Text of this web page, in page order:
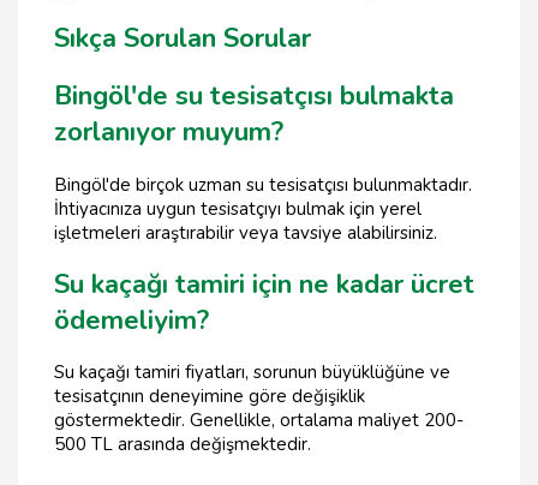
Sıkça Sorulan Sorular
Bingöl'de su tesisatçısı bulmakta
zorlanıyor muyum?
Bingöl'de birçok uzman su tesisatçısı bulunmaktadır.
İhtiyacınıza uygun tesisatçıyı bulmak için yerel
işletmeleri araştırabilir veya tavsiye alabilirsiniz.
Su kaçağı tamiri için ne kadar ücret
ödemeliyim?
Su kaçağı tamiri fiyatları, sorunun büyüklüğüne ve
tesisatçının deneyimine göre değişiklik
göstermektedir. Genellikle, ortalama maliyet 200-
500 TL arasında değişmektedir.